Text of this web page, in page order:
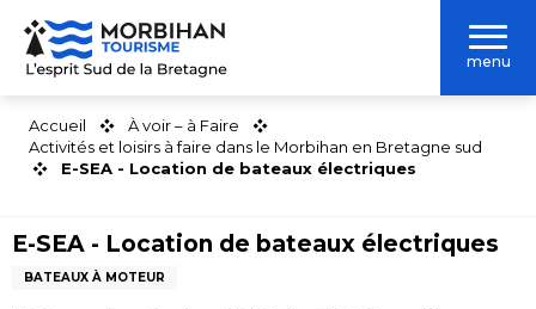
Aller
contenu
menu
Accueil
À voir – à Faire
Activités et loisirs à faire dans le Morbihan en Bretagne sud
E-SEA - Location de bateaux électriques
E-SEA - Location de bateaux électriques
BATEAUX À MOTEUR